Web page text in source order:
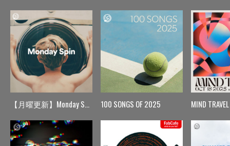
【月曜更新】Monday Spin 100 SONGS OF 2025 MIND TRAVEL